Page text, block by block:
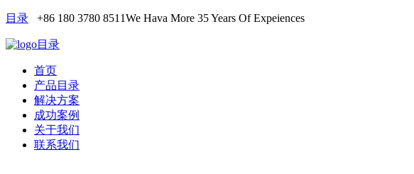
目录 +86 180 3780 8511We Hava More 35 Years Of Expeiences
目录
首页
产品目录
解决方案
成功案例
关于我们
联系我们